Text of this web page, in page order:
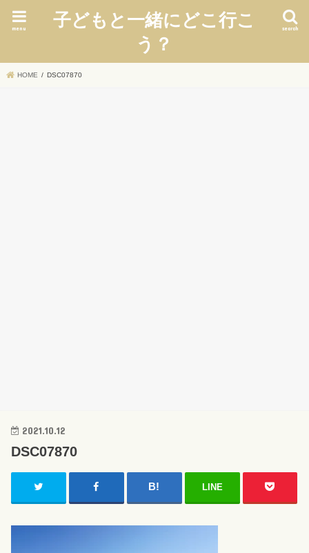
子どもと一緒にどこ行こ
う？
search
menu
HOME DSC07870
2021.10.12
DSC07870
LINE